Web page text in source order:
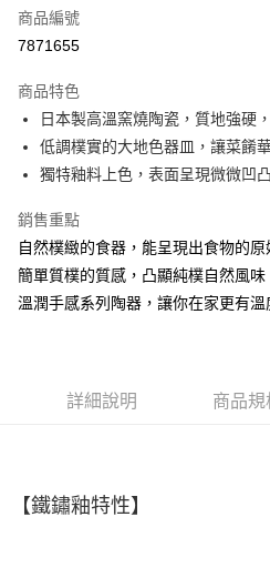
超商取貨付款
街口支付
悠遊付
相關說明
【關於「AFTEE先享後付」】
AFTEE先享後付是「在收到商品之後才
便利好安心！
１．簡單：不需註冊會員、不需綁卡、不
１．於結帳方式選擇「AFTEE先享後付
※ 請注意：結帳手續完成當下不需立刻繳
ATM付款
宅配
商品編號
7871655
商品特色
日本製高溫窯燒陶瓷，質地強硬
低調樸實的大地色器皿，讓菜餚
獨特釉料上色，表面呈現微微凹
銷售重點
自然樸緻的食器，能呈現出食物的原
簡單質樸的質感，凸顯純樸自然風味
溫潤手感系列陶器，讓你在家更有溫
詳細說明 商品規
【鐵鏽釉特性】